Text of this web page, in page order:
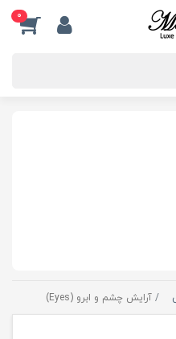
0
آرایش چشم و ابرو (Eyes)